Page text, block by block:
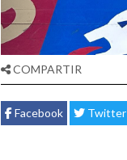
COMPARTIR
Facebook Twitter